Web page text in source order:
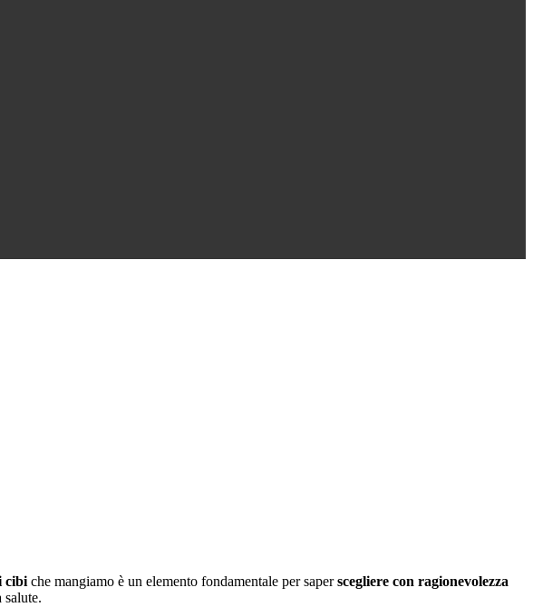
cibiche mangiamo è un elemento fondamentale per saperscegliere con ragionevolezza
salute.